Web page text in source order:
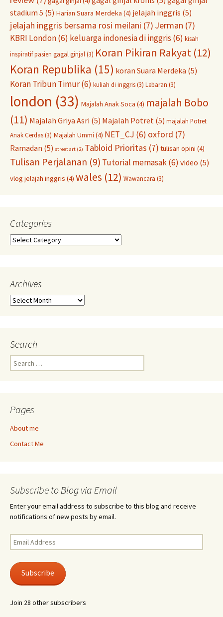
stadium 5 (5) Harian Suara Merdeka (4) jelajah inggris (5)
jelajah inggris bersama rosi meilani (7) Jerman (7)
KBRI London(6) keluarga indonesia di inggris(6) kisah
inspiratif pasien gagal ginjal (3) Koran Pikiran Rakyat (12)
Koran Republika (15) koran Suara Merdeka (5)
Koran Tribun Timur(6) kuliah di inggris(3) Lebaran (3)
london (33) Majalah Anak Soca (4) majalah Bobo
(11) Majalah Griya Asri (5) Majalah Potret (5) majalah Potret
Anak Cerdas(3) Majalah Ummi (4) NET_CJ (6) oxford (7)
Ramadan (5) street art (2) Tabloid Prioritas (7) tulisan opini (4)
Tulisan Perjalanan (9) Tutorial memasak(6) video (5)
vlog jelajah inggris (4) wales (12) Wawancara (3)
Categories
Categories
Archives
Archives
Search
Search
for:
Pages
About me
Contact Me
Subscribe to Blog via Email
Enter your email address to subscribe to this blog and receive
notifications of new posts by email.
Email
Address
Subscribe
Join 28 other subscribers